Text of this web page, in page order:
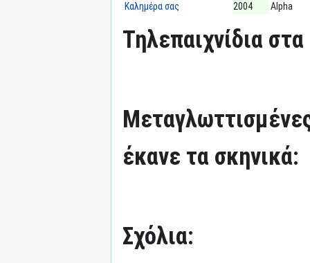
Καλημέρα σας
2004 Alpha
Τηλεπαιχνίδια
έκανε τα σκηνικά:
Σχόλια: